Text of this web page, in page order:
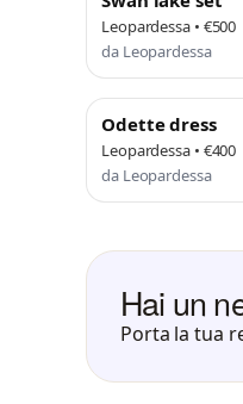
Leopardessa • €500
da Leopardessa
Odette dress
Leopardessa • €400
da Leopardessa
Hai un
Porta la tua